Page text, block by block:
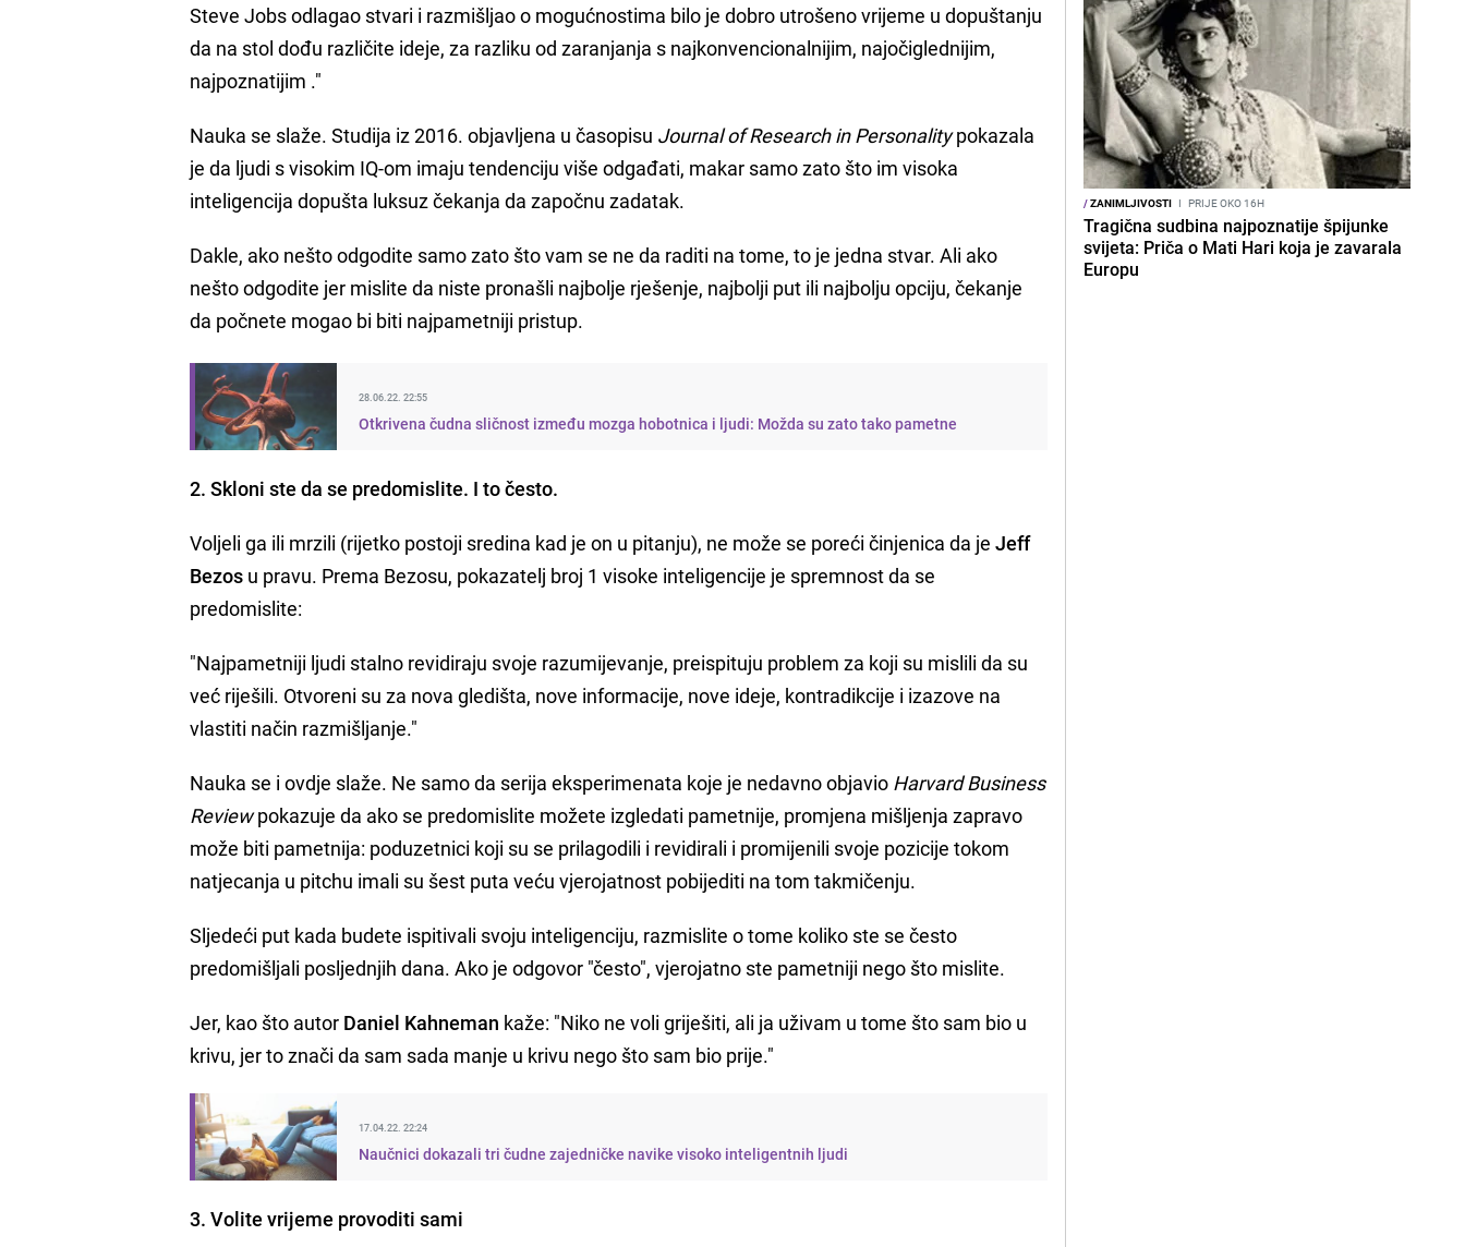
Steve Jobs odlagao stvari i razmišljao o mogućnostima bilo je dobro utrošeno vrijeme u dopuštanju
da na stol dođu različite ideje, za razliku od zaranjanja s najkonvencionalnijim, najočiglednijim,
najpoznatijim ."
Nauka se slaže. Studija iz 2016. objavljena u časopisu Journal of Research in Personalitypokazala
je da ljudi s visokim IQ-om imaju tendenciju više odgađati, makar samo zato što im visoka
inteligencija dopušta luksuz čekanja da započnu zadatak.
Dakle, ako nešto odgodite samo zato što vam se ne da raditi na tome, to je jedna stvar. Ali ako
nešto odgodite jer mislite da niste pronašli najbolje rješenje, najbolji put ili najbolju opciju, čekanje
da počnete mogao bi biti najpametniji pristup.
28.06.22. 22:55
Otkrivena čudna sličnost između mozga hobotnica i ljudi: Možda su zato tako pametne
2. Skloni ste da se predomislite. I to često.
Voljeli ga ili mrzili (rijetko postoji sredina kad je on u pitanju), ne može se poreći činjenica da jeJeff
Bezos u pravu. Prema Bezosu, pokazatelj broj 1 visoke inteligencije je spremnost da se
predomislite:
"Najpametniji ljudi stalno revidiraju svoje razumijevanje, preispituju problem za koji su mislili da su
već riješili. Otvoreni su za nova gledišta, nove informacije, nove ideje, kontradikcije i izazove na
vlastiti način razmišljanje."
Nauka se i ovdje slaže. Ne samo da serija eksperimenata koje je nedavno objavio Harvard Business
Reviewpokazuje da ako se predomislite možete izgledati pametnije, promjena mišljenja zapravo
može biti pametnija: poduzetnici koji su se prilagodili i revidirali i promijenili svoje pozicije tokom
natjecanja u pitchu imali su šest puta veću vjerojatnost pobijediti na tom takmičenju.
Sljedeći put kada budete ispitivali svoju inteligenciju, razmislite o tome koliko ste se često
predomišljali posljednjih dana. Ako je odgovor "često", vjerojatno ste pametniji nego što mislite.
Jer, kao što autor Daniel Kahneman kaže: "Niko ne voli griješiti, ali ja uživam u tome što sam bio u
krivu, jer to znači da sam sada manje u krivu nego što sam bio prije."
17.04.22. 22:24
Naučnici dokazali tri čudne zajedničke navike visoko inteligentnih ljudi
3. Volite vrijeme provoditi sami
/ZANIMLJIVOSTI I PRIJE OKO 16H
Tragična sudbina najpoznatije špijunke
svijeta: Priča o Mati Hari koja je zavarala
Europu